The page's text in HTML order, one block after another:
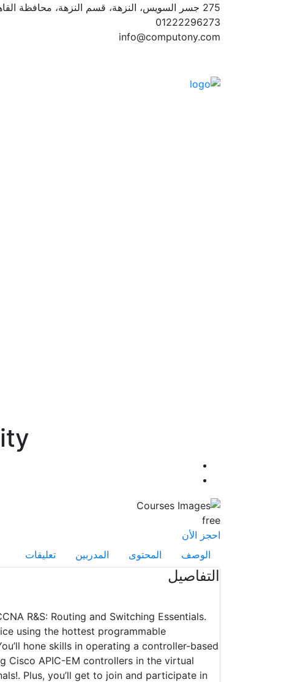
275 جسر السويس، النزهة، قسم النزهة، محافظة القاهرة‬
01222296273
info@computony.com
free
احجز الأن
الوصف
المحتوى المدربين تعليقات
التفاصيل
R&S: Routing and Switching Essentials.
using the hottest programmable
hone skills in operating a controller-based
Cisco APIC-EM controllers in the virtual
Plus, you’ll get to join and participate in